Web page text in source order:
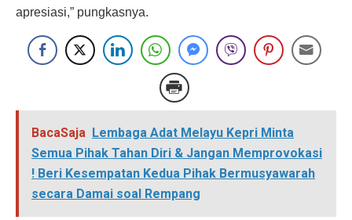
apresiasi,” pungkasnya.
BacaSaja Lembaga Adat Melayu Kepri Minta
Semua Pihak Tahan Diri & Jangan Memprovokasi
! Beri Kesempatan Kedua Pihak Bermusyawarah
secara Damai soal Rempang